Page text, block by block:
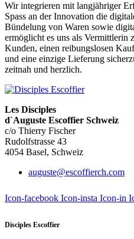
Wir integrieren mit langjähriger
Spass an der Innovation die
Bündelung von Waren sowie
ermöglicht es uns als Vermittlerin
Kunden, einen reibungslosen
und eine einzige Lieferung
zeitnah und herzlich.
Les Disciples
d`Auguste Escoffier Schweiz
c/o Thierry Fischer
Rudolfstrasse 43
4054 Basel, Schweiz
auguste@escoffierch.com
Icon-facebook Icon-insta Icon-in
Disciples Escoffier